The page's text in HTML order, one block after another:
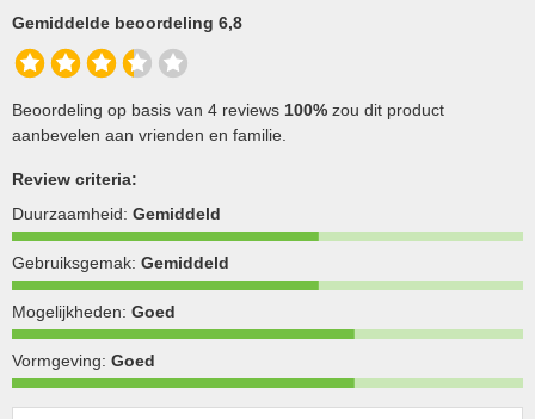
Gemiddelde beoordeling 6,8
Beoordeling op basis van 4 reviews 100% zou dit product
aanbevelen aan vrienden en familie.
Review criteria:
Duurzaamheid: Gemiddeld
Gebruiksgemak: Gemiddeld
Mogelijkheden: Goed
Vormgeving: Goed